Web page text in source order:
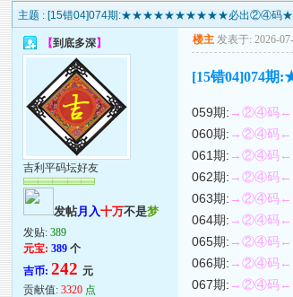
主题 : [15错04]074期:★★★★★★★★★★必出②④码
【到底多深】
吉利平码坛好友
发帖月入十万不是梦
发贴:389
元宝: 389个
吉币:242元
贡献值:3320 点
楼主 发表于: 2026-
[15错
059期: →②④码←
060期: →②④码←
061期: →②④码←
062期: →②④码←
063期: →②④码←
064期: →②④码←
065期: →②④码←
066期: →②④码←
067期: →②④码←